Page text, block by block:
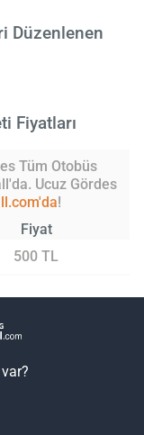
Düzenlenen
Fiyatları
Tüm Otobüs
Ucuz Gördes
!
Fiyat
500 TL